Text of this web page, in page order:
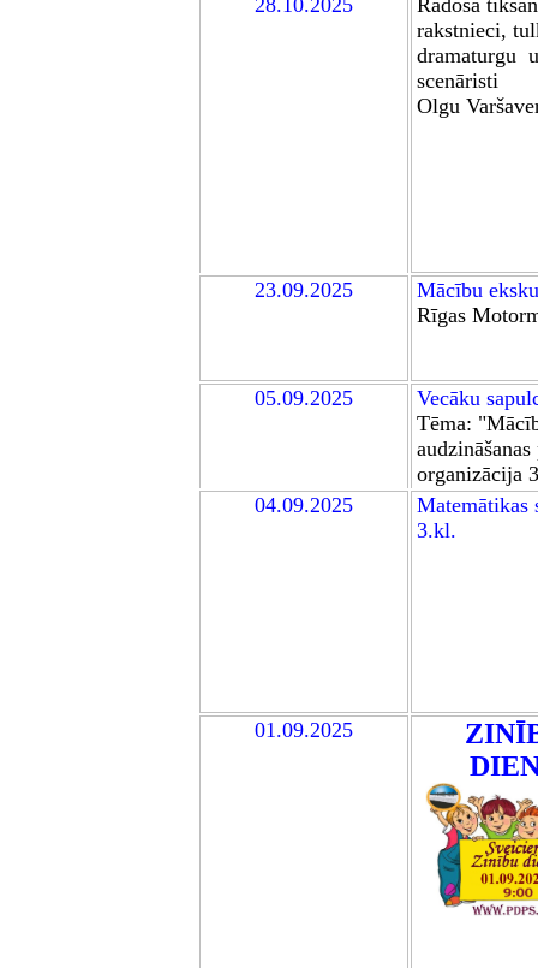
28.10.2025
Radoša
rakstnieci,
dramaturgu
scenāristi
Olgu Varš
23.09.2025
Mācību
Rīgas
05.09.2025
Vecāku
Tēma:
audzināšanas
organizācija
04.09.2025
Matemātikas
3.kl.
01.09.2025